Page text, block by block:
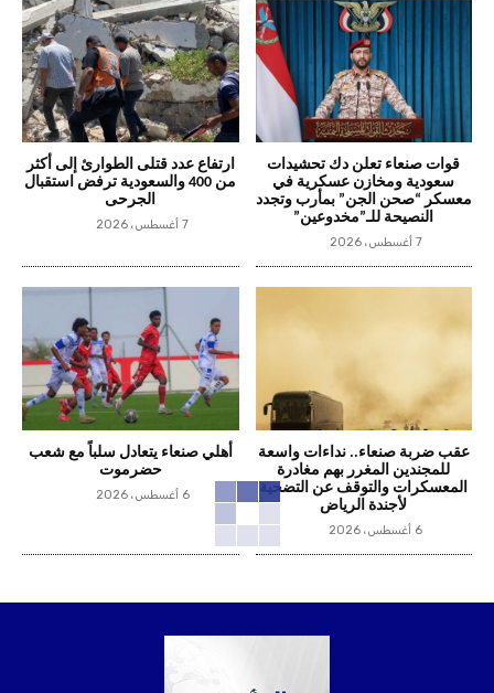
قوات صنعاء تعلن دك تحشيدات
سعودية ومخازن عسكرية في
معسكر “صحن الجن” بمأرب وتجدد
النصيحة للـ”مخدوعين”
7 أغسطس، 2026
ارتفاع عدد قتلى الطوارئ إلى أكثر
من 400 والسعودية ترفض استقبال
الجرحى
7 أغسطس، 2026
عقب ضربة صنعاء.. نداءات واسعة
للمجندين المغرر بهم مغادرة
المعسكرات والتوقف عن التضحية
لأجندة الرياض
6 أغسطس، 2026
أهلي صنعاء يتعادل سلباً مع شعب
حضرموت
6 أغسطس، 2026